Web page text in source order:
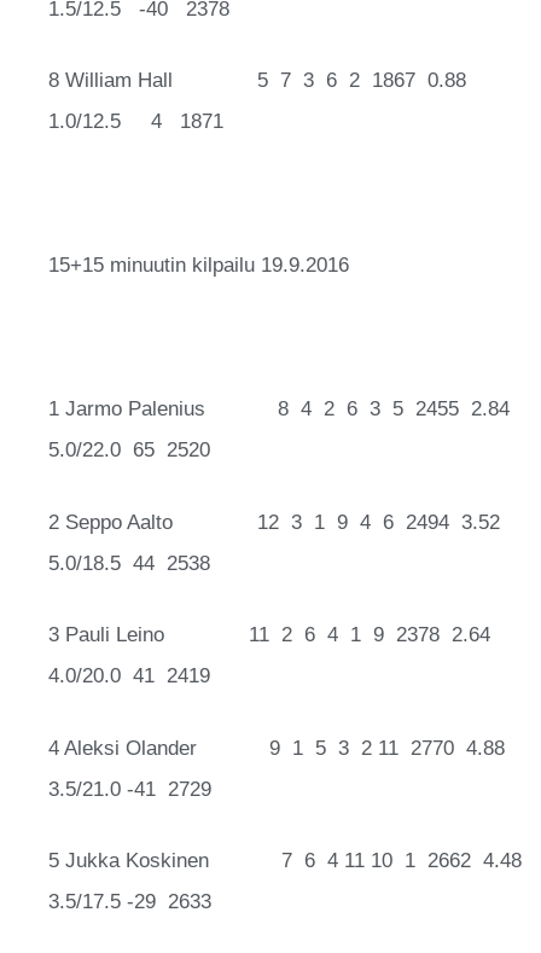
1.5/12.5 -40 2378
8 William Hall 5 7 3 6 2 1867 0.88
1.0/12.5 4 1871
15+15 minuutin kilpailu 19.9.2016
1 Jarmo Palenius 8 4 2 6 3 5 2455 2.84
5.0/22.0 65 2520
2 Seppo Aalto 12 3 1 9 4 6 2494 3.52
5.0/18.5 44 2538
3 Pauli Leino 11 2 6 4 1 9 2378 2.64
4.0/20.0 41 2419
4 Aleksi Olander 9 1 5 3 2 11 2770 4.88
3.5/21.0 -41 2729
5 Jukka Koskinen 7 6 4 11 10 1 2662 4.48
3.5/17.5 -29 2633